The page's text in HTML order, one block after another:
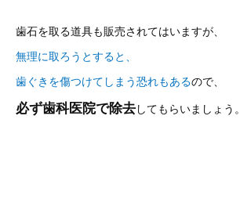
歯石を取る道具も販売されてはいますが、
無理に取ろうとすると、
歯ぐきを傷つけてしまう恐れもあるので、
必ず歯科医院で除去してもらいましょう。